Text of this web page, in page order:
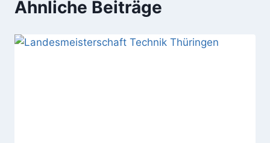
Ähnliche Beiträge